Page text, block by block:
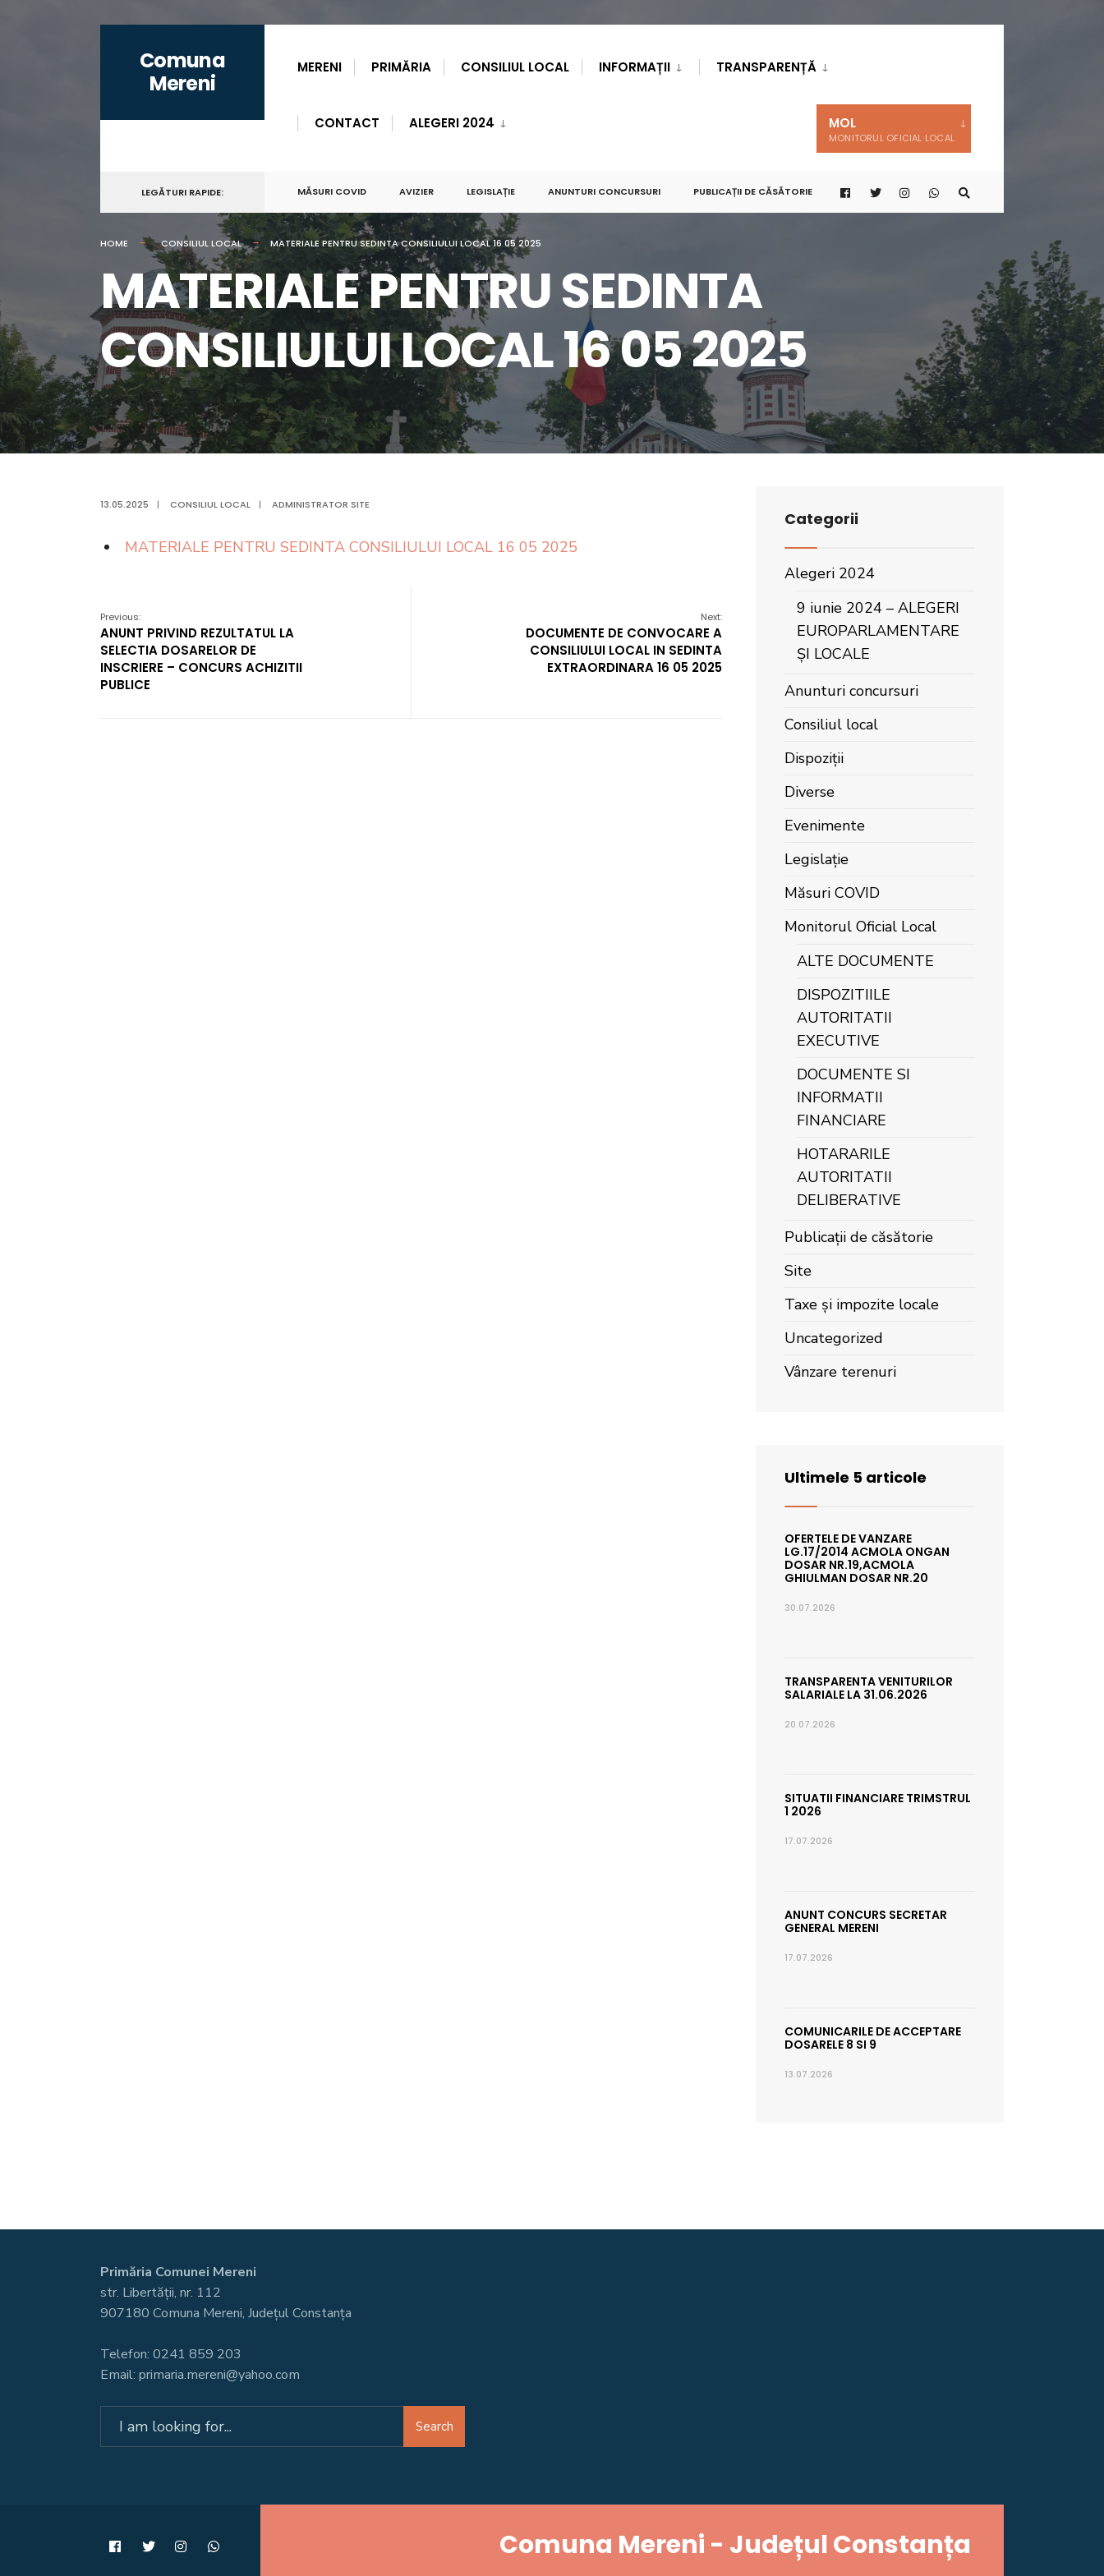
content
Comuna
Mereni
MERENI PRIMĂRIA CONSILIUL LOCAL INFORMAȚII TRANSPARENȚĂ
MOL
MONITORUL OFICIAL LOCAL
CONTACT ALEGERI 2024
LEGĂTURI RAPIDE: MĂSURI COVID AVIZIER LEGISLAȚIE ANUNTURI CONCURSURI PUBLICAȚII DE CĂSĂTORIE
HOME CONSILIUL LOCAL MATERIALE PENTRU SEDINTA CONSILIULUI LOCAL 16 05 2025
MATERIALE PENTRU SEDINTA
CONSILIULUI LOCAL 16 05 2025
13.05.2025 | CONSILIUL LOCAL | ADMINISTRATOR SITE
MATERIALE PENTRU SEDINTA CONSILIULUI LOCAL 16 05 2025
Previous:
ANUNT PRIVIND REZULTATUL LA
SELECTIA DOSARELOR DE
INSCRIERE – CONCURS ACHIZITII
PUBLICE
Next:
DOCUMENTE DE CONVOCARE A
CONSILIULUI LOCAL IN SEDINTA
EXTRAORDINARA 16 05 2025
Categorii
Alegeri 2024
9 iunie 2024 – ALEGERI
EUROPARLAMENTARE
ȘI LOCALE
Anunturi concursuri
Consiliul local
Dispoziții
Diverse
Evenimente
Legislație
Măsuri COVID
Monitorul Oficial Local
ALTE DOCUMENTE
DISPOZITIILE
AUTORITATII
EXECUTIVE
DOCUMENTE SI
INFORMATII
FINANCIARE
HOTARARILE
AUTORITATII
DELIBERATIVE
Publicații de căsătorie
Site
Taxe și impozite locale
Uncategorized
Vânzare terenuri
Ultimele 5 articole
OFERTELE DE VANZARE
LG.17/2014 ACMOLA ONGAN
DOSAR NR.19,ACMOLA
GHIULMAN DOSAR NR.20
30.07.2026
TRANSPARENTA VENITURILOR
SALARIALE LA 31.06.2026
20.07.2026
SITUATII FINANCIARE TRIMSTRUL
1 2026
17.07.2026
ANUNT CONCURS SECRETAR
GENERAL MERENI
17.07.2026
COMUNICARILE DE ACCEPTARE
DOSARELE 8 SI 9
13.07.2026
Primăria Comunei Mereni
str. Libertății, nr. 112
907180 Comuna Mereni, Județul Constanța
Telefon: 0241 859 203
Email: primaria.mereni@yahoo.com
Search
Comuna Mereni - Județul Constanța